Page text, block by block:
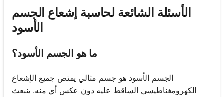
الأسئلة الشائعة لحاسبة إشعاع الجسم
الأسود
ما هو الجسم الأسود؟
الجسم الأسود هو جسم مثالي يمتص جميع الإشعاع
الكهرومغناطيسي الساقط عليه دون عكس أي منه. ينبعث